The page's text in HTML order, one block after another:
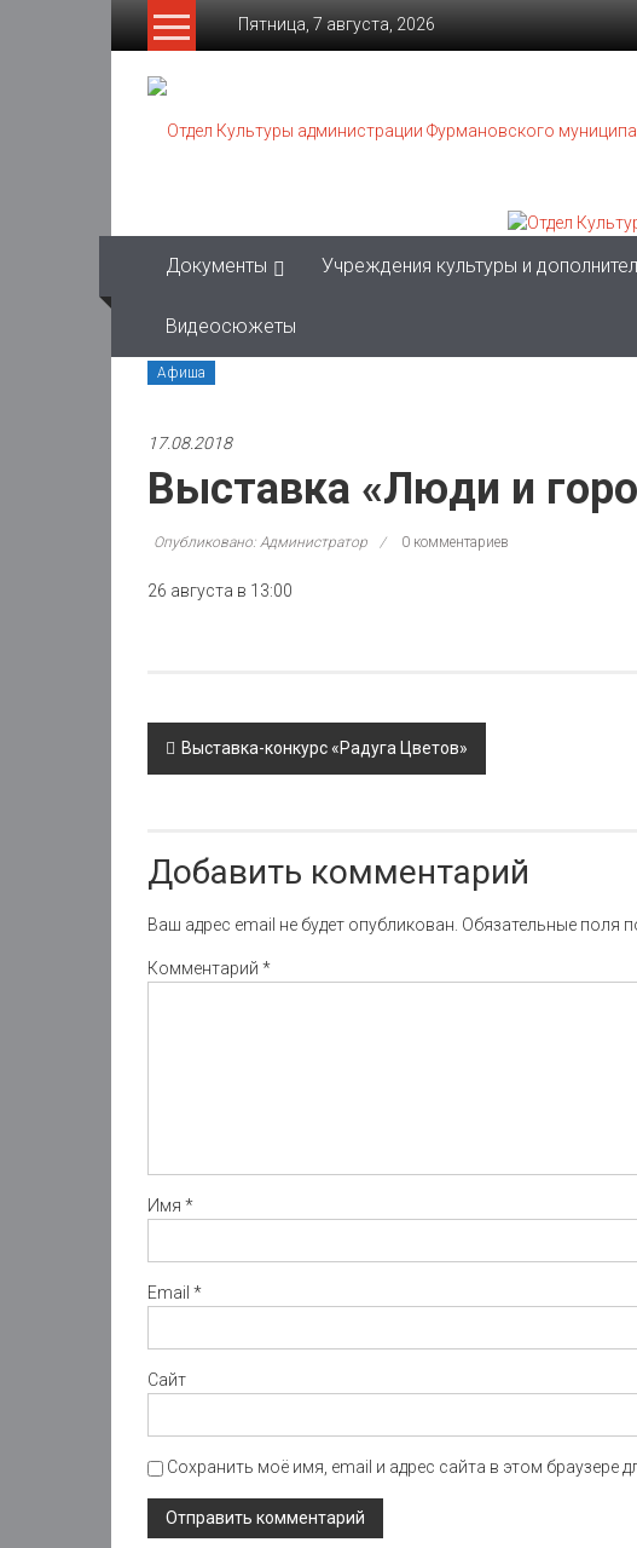
Пятница, 7 августа, 2026
Отдел
Культуры
Фурмановского
муниципального
района
Муниципальное
учреждение
Документы Учреждения культуры и
Видеосюжеты
Афиша
17.08.2018
Выставка «Люди и
Опубликовано: Администратор 0 комментариев
26 августа в 13:00
Post
navigation
Выставка-конкурс «Радуга Цветов»
Добавить комментарий
Ваш адрес email не будет опубликован. Обязательные поля
Комментарий *
Имя *
Email *
Сайт
Сохранить моё имя, email и адрес сайта в этом браузере